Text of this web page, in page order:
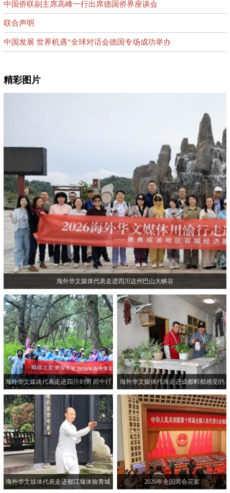
中国侨联副主席高峰一行出席德国侨界座谈会
联合声明
中国发展 世界机遇”全球对话会德国专场成功举办
精彩图片
海外华文媒体代表走进四川达州巴山大峡谷
海外华文媒体代表走进四川剑阁 雨中行
走千年古蜀道
海外华文媒体代表走进成都郫都感受鹃
城魅力
海外华文媒体代表走进都江堰体验青城 2026年全国两会花絮